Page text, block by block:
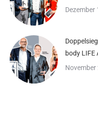
Dezember
body LIFE
November